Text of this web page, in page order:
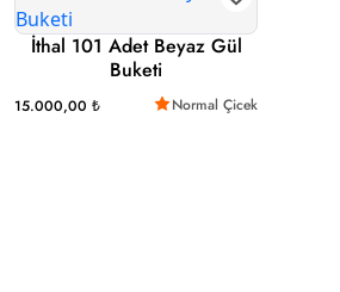
İthal 101 Adet Beyaz Gül
Buketi
15.000,00 ₺ Normal Çicek